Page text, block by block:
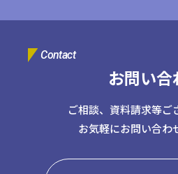
Contact
お問い合
ご相談、資料請求等ご
お気軽にお問い合わ